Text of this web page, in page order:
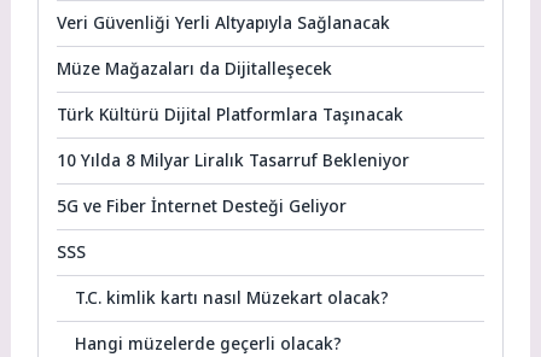
Veri Güvenliği Yerli Altyapıyla Sağlanacak
Müze Mağazaları da Dijitalleşecek
Türk Kültürü Dijital Platformlara Taşınacak
10 Yılda 8 Milyar Liralık Tasarruf Bekleniyor
5G ve Fiber İnternet Desteği Geliyor
SSS
T.C. kimlik kartı nasıl Müzekart olacak?
Hangi müzelerde geçerli olacak?